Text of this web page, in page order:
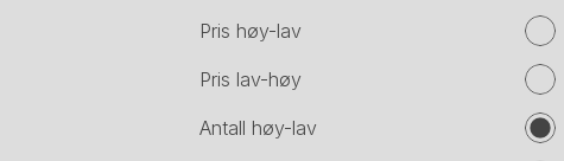
Pris høy-lav
Pris lav-høy
Antall høy-lav